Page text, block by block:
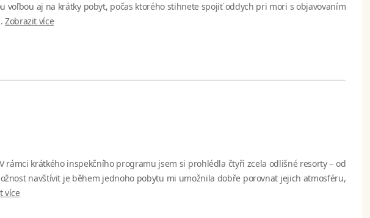
aj na krátky pobyt, počas ktorého stihnete spojiť oddych pri mori s objavovaním
Zobrazit více
krátkého inspekčního programu jsem si prohlédla čtyři zcela odlišné resorty – od
navštívit je během jednoho pobytu mi umožnila dobře porovnat jejich atmosféru,
více